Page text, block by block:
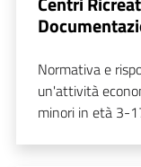
Normativa e
un'attività
minori in età 3-